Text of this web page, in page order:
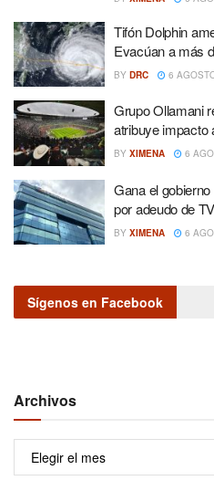
Tifón Dolphin
Evacúan a más
BY DRC 6
Grupo Ollamani
atribuye impacto
BY XIMENA 6
Gana el
por adeudo de
BY XIMENA 6
Sígenos en Facebook
Archivos
Archivos